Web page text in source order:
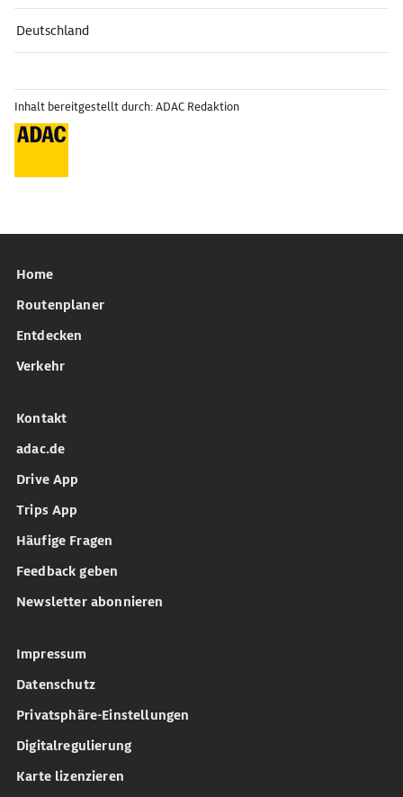
Deutschland
Inhalt bereitgestellt durch: ADAC Redaktion
Home
Routenplaner
Entdecken
Verkehr
Kontakt
adac.de
Drive App
Trips App
Häufige Fragen
Feedback geben
Newsletter abonnieren
Impressum
Datenschutz
Privatsphäre-Einstellungen
Digitalregulierung
Karte lizenzieren